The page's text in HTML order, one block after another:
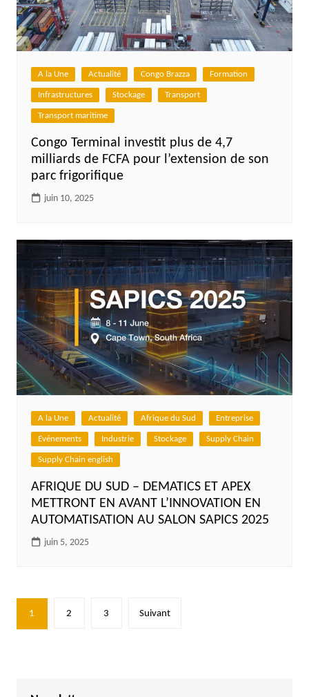
A la Une Actualité Congo Brazza Formation
Infrastructures Stockage Transport
Transport maritime
Congo Terminal investit plus de 4,7
milliards de FCFA pour l’extension de son
parc frigorifique
juin 10, 2025
A la Une Actualité Afrique du Sud Entreprise
Evénements Industrie Stockage Supply Chain
Supply Chain english
AFRIQUE DU SUD – DEMATICS ET APEX
METTRONT EN AVANT L’INNOVATION EN
AUTOMATISATION AU SALON SAPICS 2025
juin 5, 2025
Pagination
des
1 2 3 Suivant